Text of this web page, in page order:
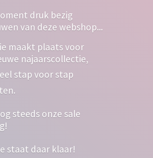
druk bezig
van deze webshop...
maakt plaats voor
najaarscollectie,
stap voor stap
steeds onze sale
staat daar klaar!